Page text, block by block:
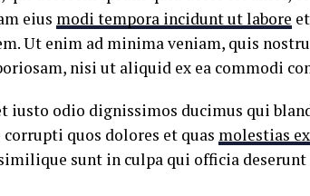
eius modi tempora incidunt ut labore
Ut enim ad minima veniam, quis
nisi ut aliquid ex ea commodi
iusto odio dignissimos ducimus qui
quos dolores et quas molestias
sunt in culpa qui officia